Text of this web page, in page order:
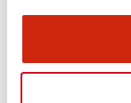
Mounting